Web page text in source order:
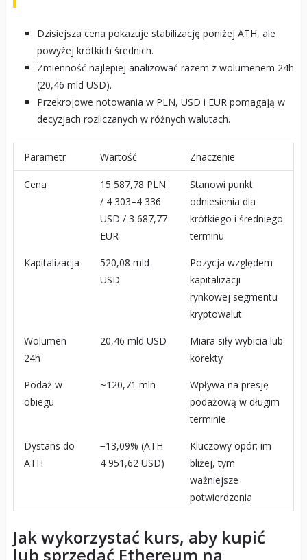
Dzisiejsza cena pokazuje stabilizację poniżej ATH, ale
powyżej krótkich średnich.
Zmienność najlepiej analizować razem z wolumenem 24h
(20,46 mld USD).
Przekrojowe notowania w PLN, USD i EUR pomagają w
decyzjach rozliczanych w różnych walutach.
Parametr Wartość Znaczenie
Cena
15 587,78 PLN
/ 4 303–4 336
USD / 3 687,77
EUR
Stanowi punkt
odniesienia dla
krótkiego i średniego
terminu
Kapitalizacja
520,08 mld
USD
Pozycja względem
kapitalizacji
rynkowej segmentu
kryptowalut
Wolumen
24h
20,46 mld USD
Miara siły wybicia lub
korekty
Podaż w
obiegu
~120,71 mln
Wpływa na presję
podażową w długim
terminie
Dystans do
ATH
−13,09% (ATH
4 951,62 USD)
Kluczowy opór; im
bliżej, tym
ważniejsze
potwierdzenia
Jak wykorzystać kurs, aby kupić
lub sprzedać Ethereum na